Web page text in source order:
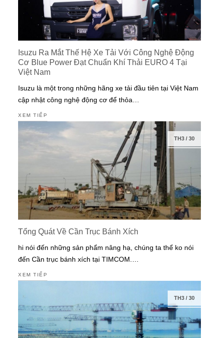
Isuzu Ra Mắt Thế Hệ Xe Tải Với Công Nghệ Động
Cơ Blue Power Đạt Chuẩn Khí Thải EURO 4 Tại
Việt Nam
Isuzu là một trong những hãng xe tải đầu tiên tại Việt Nam
cập nhật công nghệ động cơ để thỏa…
XEM TIẾP
TH3/ 30
Tổng Quát Về Cần Trục Bánh Xích
hi nói đến những sản phẩm nâng hạ, chúng ta thể ko nói
đến Cần trục bánh xích tại TIMCOM.…
XEM TIẾP
TH3/ 30